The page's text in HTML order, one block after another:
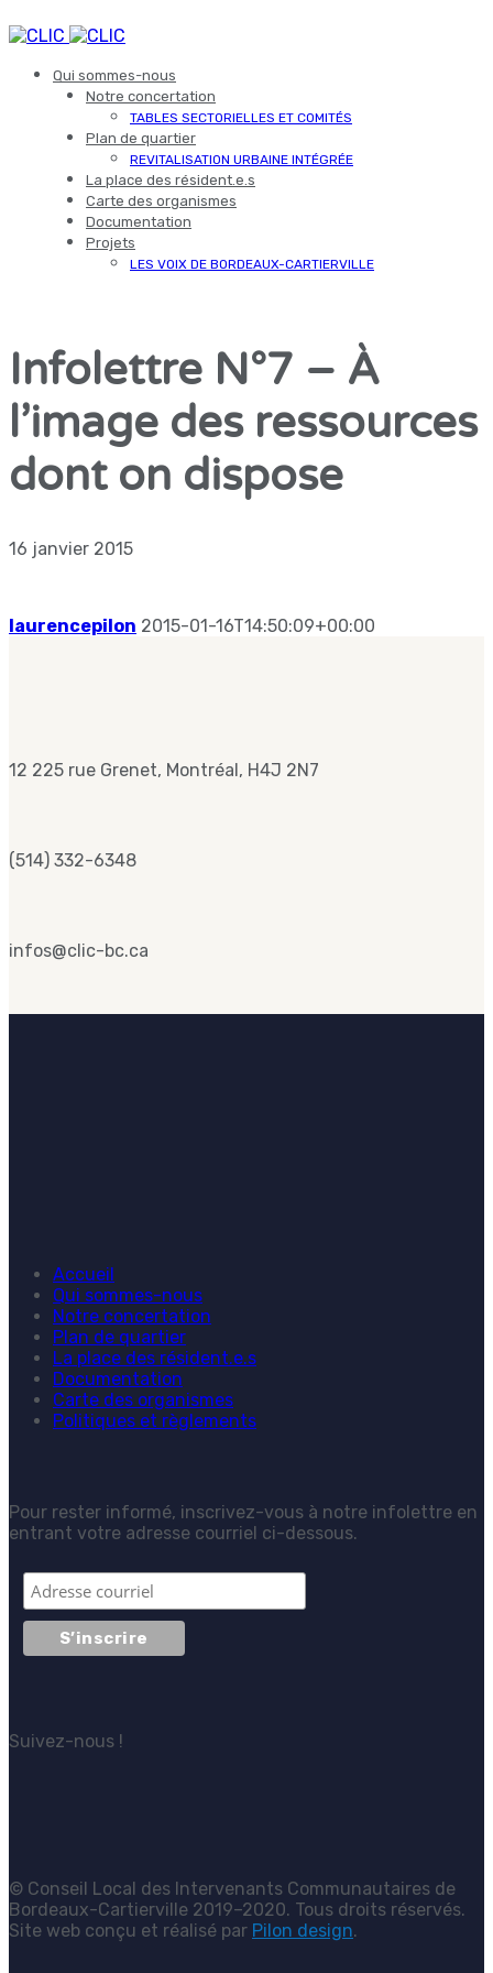
Qui sommes-nous
Notre concertation
TABLES SECTORIELLES ET COMITÉS
Plan de quartier
REVITALISATION URBAINE INTÉGRÉE
La place des résident.e.s
Carte des organismes
Documentation
Projets
LES VOIX DE BORDEAUX-CARTIERVILLE
Infolettre N°7 – À
l’image des ressources
dont on dispose
16 janvier 2015
laurencepilon 2015-01-16T14:50:09+00:00
12 225 rue Grenet, Montréal, H4J 2N7
(514) 332-6348
infos@clic-bc.ca
Accueil
Qui sommes-nous
Notre concertation
Plan de quartier
La place des résident.e.s
Documentation
Carte des organismes
Politiques et règlements
Pour rester informé, inscrivez-vous à notre infolettre en
entrant votre adresse courriel ci-dessous.
Suivez-nous !
© Conseil Local des Intervenants Communautaires de
Bordeaux-Cartierville 2019–2020. Tous droits réservés.
Site web conçu et réalisé par Pilon design.